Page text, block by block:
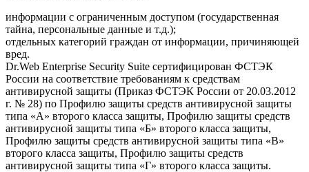
информации с ограниченным доступом (государственная
тайна, персональные данные и т.д.);
отдельных категорий граждан от информации, причиняющей
вред.
Dr.Web Enterprise Security Suite сертифицирован ФСТЭК
России на соответствие требованиям к средствам
антивирусной защиты (Приказ ФСТЭК России от 20.03.2012
г. № 28) по Профилю защиты средств антивирусной защиты
типа «А» второго класса защиты, Профилю защиты средств
антивирусной защиты типа «Б» второго класса защиты,
Профилю защиты средств антивирусной защиты типа «В»
второго класса защиты, Профилю защиты средств
антивирусной защиты типа «Г» второго класса защиты.